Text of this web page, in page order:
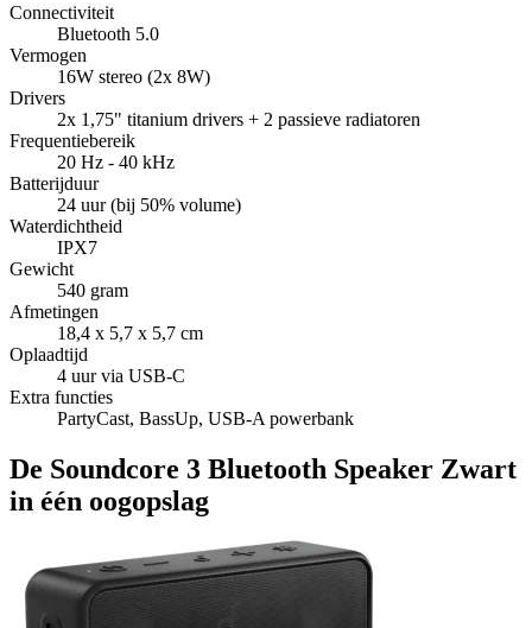
Connectiviteit
Bluetooth 5.0
Vermogen
16W stereo (2x 8W)
Drivers
2x 1,75" titanium drivers + 2 passieve radiatoren
Frequentiebereik
20 Hz - 40 kHz
Batterijduur
24 uur (bij 50% volume)
Waterdichtheid
IPX7
Gewicht
540 gram
Afmetingen
18,4 x 5,7 x 5,7 cm
Oplaadtijd
4 uur via USB-C
Extra functies
PartyCast, BassUp, USB-A powerbank
De Soundcore 3 Bluetooth Speaker Zwart
in één oogopslag